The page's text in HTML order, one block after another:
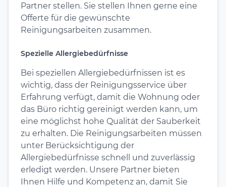
Partner stellen. Sie stellen Ihnen gerne eine
Offerte für die gewünschte
Reinigungsarbeiten zusammen.
Spezielle Allergiebedürfnisse
Bei speziellen Allergiebedürfnissen ist es
wichtig, dass der Reinigungsservice über
Erfahrung verfügt, damit die Wohnung oder
das Büro richtig gereinigt werden kann, um
eine möglichst hohe Qualität der Sauberkeit
zu erhalten. Die Reinigungsarbeiten müssen
unter Berücksichtigung der
Allergiebedürfnisse schnell und zuverlässig
erledigt werden. Unsere Partner bieten
Ihnen Hilfe und Kompetenz an, damit Sie